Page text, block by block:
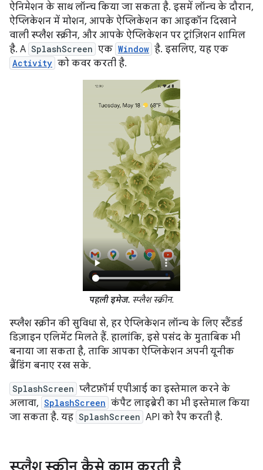
ऐनिमेशन के साथ लॉन्च किया जा सकता है. इसमें लॉन्च के दौरान,
ऐप्लिकेशन में मोशन, आपके ऐप्लिकेशन का आइकॉन दिखाने
वाली स्प्लैश स्क्रीन, और आपके ऐप्लिकेशन पर ट्रांज़िशन शामिल
है. A SplashScreen एक Window है. इसलिए, यह एक
Activity को कवर करती है.
पहली इमेज. स्प्लैश स्क्रीन.
स्प्लैश स्क्रीन की सुविधा से, हर ऐप्लिकेशन लॉन्च के लिए स्टैंडर्ड
डिज़ाइन एलिमेंट मिलते हैं. हालांकि, इसे पसंद के मुताबिक भी
बनाया जा सकता है, ताकि आपका ऐप्लिकेशन अपनी यूनीक
ब्रैंडिंग बनाए रख सके.
SplashScreen प्लैटफ़ॉर्म एपीआई का इस्तेमाल करने के
अलावा, SplashScreen कंपैट लाइब्रेरी का भी इस्तेमाल किया
जा सकता है. यह SplashScreen API को रैप करती है.